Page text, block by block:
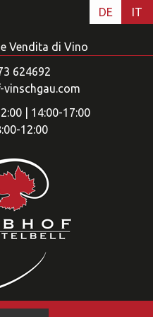
DE IT
Vendita di Vino
624692
| 14:00-17:00
12:00